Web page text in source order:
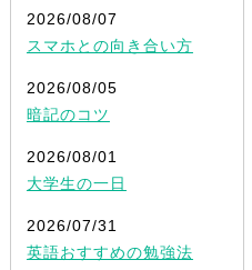
2026/08/07
スマホとの向き合い方
2026/08/05
暗記のコツ
2026/08/01
大学生の一日
2026/07/31
英語おすすめの勉強法